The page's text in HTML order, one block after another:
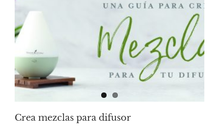
Crea mezclas para difusor